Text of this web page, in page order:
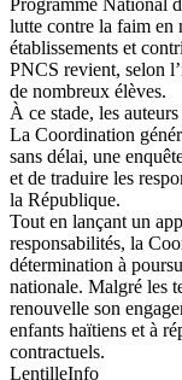
Programme National
lutte contre la faim en
établissements et
PNCS revient, selon
de nombreux élèves.
À ce stade, les
La Coordination
sans délai, une
et de traduire les
la République.
Tout en lançant un
responsabilités, la
détermination à
nationale. Malgré les
renouvelle son
enfants haïtiens et à
contractuels.
LentilleInfo